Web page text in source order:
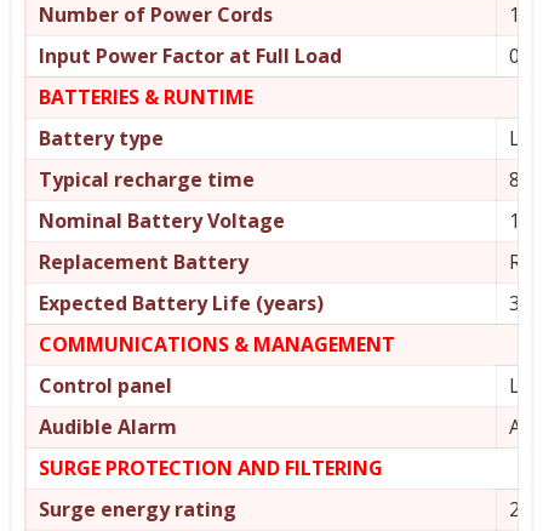
Number of Power Cords
1
Input Power Factor at Full Load
BATTERIES & RUNTIME
Battery type
Typical recharge time
Nominal Battery Voltage
12
Replacement Battery
Expected Battery Life (years)
3 –
COMMUNICATIONS & MANAGEMENT
Control panel
Audible Alarm
SURGE PROTECTION AND FILTERING
Surge energy rating